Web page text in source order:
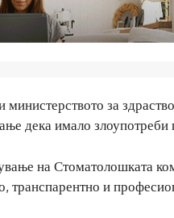
за
дека имало злоупотреби
на Стоматолошката
транспарентно и